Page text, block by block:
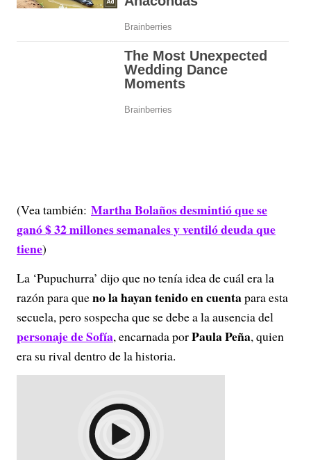
(Vea también: Martha Bolaños desmintió que se
ganó $ 32 millones semanales y ventiló deuda que
tiene)
La ‘Pupuchurra’ dijo que no tenía idea de cuál era la
razón para queno la hayan tenido en cuentapara esta
secuela, pero sospecha que se debe a la ausencia del
personaje de Sofía, encarnada porPaula Peña, quien
era su rival dentro de la historia.